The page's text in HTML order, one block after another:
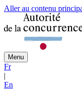
Aller au contenu
Menu
Fr
|
En